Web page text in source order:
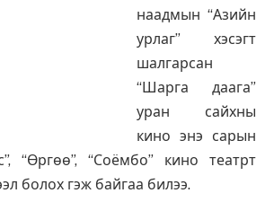
наадмын “Азийн
урлаг” хэсэгт
шалгарсан
“Шарга даага”
уран сайхны
кино энэ сарын
“Өргөө”, “Соёмбо” кино театрт
болох гэж байгаа билээ.